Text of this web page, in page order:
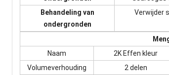
Behandeling van
ondergronden
Verwijder
Naam
2K Effen kleur
Volumeverhouding
2 delen